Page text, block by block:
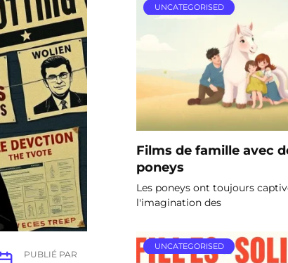
PUBLIÉ PAR
UNCATEGORISED
Films de famille avec
poneys
Les poneys ont toujours
l'imagination des
UNCATEGORISED